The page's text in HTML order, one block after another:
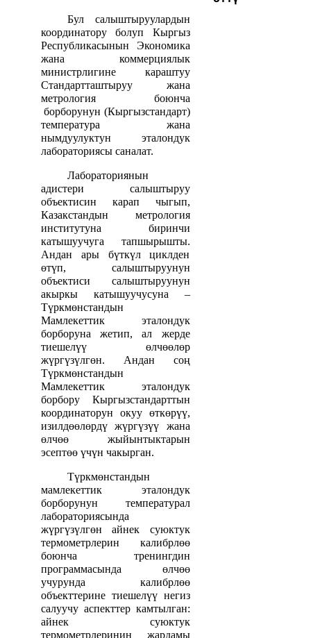
Бул салыштыруулардын
координатору болуп Кыргыз
Республикасынын Экономика
жана коммерциялык
министрлигине караштуу
Стандартташтыруу жана
метрология боюнча
борборунун (Кыргызстандарт)
температура жана
нымдуулуктун эталондук
лабораториясы саналат.
Лабораториянын
адистери салыштыруу
объектисин карап чыгып,
Казакстандын метрология
институтуна биринчи
катышуучуга тапшырышты.
Андан ары бүткүл циклден
өтүп, салыштыруунун
объектиси салыштыруунун
акыркы катышуучусуна –
Түркмөнстандын
Мамлекеттик эталондук
борборуна жетип, ал жерде
тиешелүү өлчөөлөр
жүргүзүлгөн. Андан соң
Түркмөнстандын
Мамлекеттик эталондук
борбору Кыргызстандарттын
координаторун окуу өткөрүү,
изилдөөлөрдү жүргүзүү жана
өлчөө жыйынтыктарын
эсептөө үчүн чакырган.
Түркмөнстандын
мамлекеттик эталондук
борборунун температурал
лабораториясында
жүргүзүлгөн айнек суюктук
термометрлерин калибрлөө
боюнча тренингдин
программасында өлчөө
учурунда калибрлөө
объекттерине тиешелүү негиз
салуучу аспекттер камтылган:
айнек суюктук
термометрлеринин жардамы